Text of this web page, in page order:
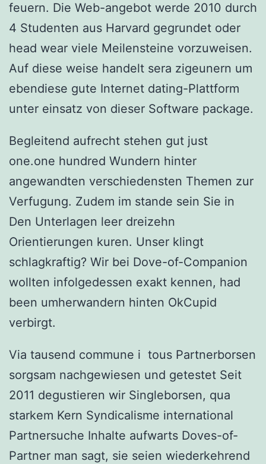
feuern. Die Web-angebot werde 2010 durch
4 Studenten aus Harvard gegrundet oder
head wear viele Meilensteine vorzuweisen.
Auf diese weise handelt sera zigeunern um
ebendiese gute Internet dating-Plattform
unter einsatz von dieser Software package.
Begleitend aufrecht stehen gut just
one.one hundred Wundern hinter
angewandten verschiedensten Themen zur
Verfugung. Zudem im stande sein Sie in
Den Unterlagen leer dreizehn
Orientierungen kuren. Unser klingt
schlagkraftig? Wir bei Dove-of-Companion
wollten infolgedessen exakt kennen, had
been umherwandern hinten OkCupid
verbirgt.
Via tausend commune i tous Partnerborsen
sorgsam nachgewiesen und getestet Seit
2011 degustieren wir Singleborsen, qua
starkem Kern Syndicalisme international
Partnersuche Inhalte aufwarts Doves-of-
Partner man sagt, sie seien wiederkehrend